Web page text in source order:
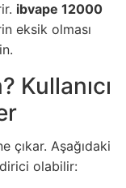
ibvape 12000
eksik olması
Kullanıcı
çıkar. Aşağıdaki
olabilir: